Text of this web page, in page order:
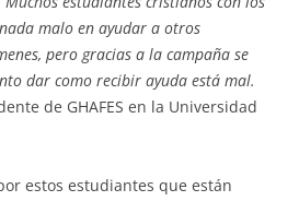
malo en ayudar a otros
pero gracias a la campaña se
dar como recibir ayuda está mal.
de GHAFES en la Universidad
estos estudiantes que están